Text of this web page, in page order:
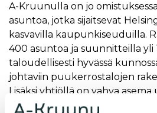
A-Kruunulla on jo
asuntoa, jotka sijaitsevat
kasvavilla kaupunkiseuduilla.
400 asuntoa ja suunnitteilla yli
taloudellisesti hyvässä
johtaviin puukerrostalojen
Lisäksi yhtiöllä on vahva asema
asumisratkaisujen